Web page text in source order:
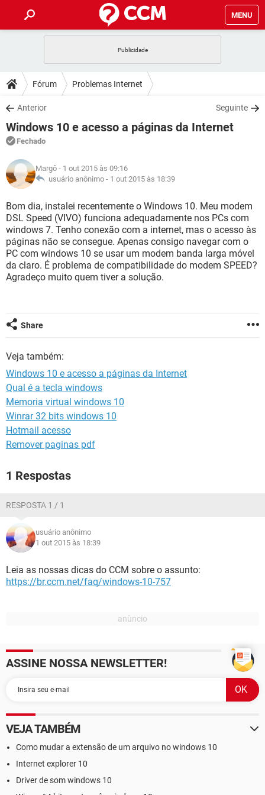
MENU
CELULAR FACEBOOK
OUTLOOK
INSTAGRAM GMAIL
GUIA DE COMPRAS
DICAS
JOGOS WHATSAPP
OUTLOOK
INSTAGRAM
GUIA DE COMPRAS
DOWNLOADS
JOGOS WHATSAPP
CELULAR
OUTLOOK
INSTAGRAM
GUIA DE COMPRAS
FÓRUM
JOGOS
CELULAR FACEBOOK
INSTAGRAM GMAIL
GUIA DE COMPRAS
GLOSSÁRIO
JOGOS
CELULAR FACEBOOK
OUTLOOK EXCEL
INSTAGRAM GMAIL
GUIA DE COMPRAS
Fórum Problemas Internet
Anterior Seguinte
Windows 10 e acesso a páginas da Internet
Fechado
Margô - 1 out 2015 às 09:16
usuário anônimo - 1 out 2015 às 18:39
Bom dia, instalei recentemente o Windows 10. Meu modem
DSL Speed (VIVO) funciona adequadamente nos PCs com
windows 7. Tenho conexão com a internet, mas o acesso às
páginas não se consegue. Apenas consigo navegar com o
PC com windows 10 se usar um modem banda larga móvel
da claro. É problema de compatibilidade do modem SPEED?
Agradeço muito quem tiver a solução.
Share
Veja também:
Windows 10 e acesso a páginas da Internet
Qual é a tecla windows
Memoria virtual windows 10
Winrar 32 bits windows 10
Hotmail acesso
Remover paginas pdf
1 Respostas
RESPOSTA 1 / 1
usuário anônimo
1 out 2015 às 18:39
Leia as nossas dicas do CCM sobre o assunto:
https://br.ccm.net/faq/windows-10-757
ASSINE NOSSA NEWSLETTER!
VEJA TAMBÉM
Como mudar a extensão de um arquivo no windows 10
Internet explorer 10
Driver de som windows 10